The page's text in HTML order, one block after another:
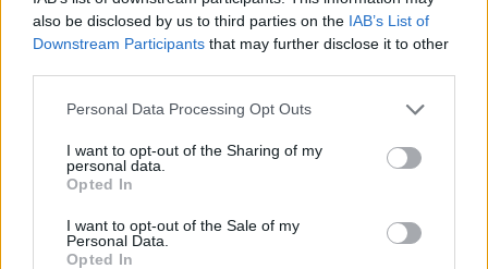
also be disclosed by us to third parties on the IAB’s List of
Downstream Participants that may further disclose it to other
Please note that this website/app uses one or more Google
not limited to your visit or usage behaviour. You may click to
grant or deny consent to Google and its third-party tags to
use your data for below specified purposes in below Google
consent section.
Personal Data Processing Opt Outs
I want to opt-out of the Sharing of my
personal data.
Opted In
I want to opt-out of the Sale of my
Personal Data.
Opted In
3. Ha élni felejtek
4. Only one in motion
5. Olyan könnyű
6. Waltz under the Moon
7. Ma is a holnap tart ébren
9. Sokadik egyetlen